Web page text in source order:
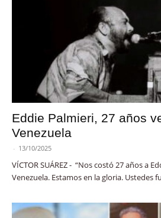
Eddie Palmieri, 27 años
Venezuela
- 13/10/2025
VÍCTOR SUÁREZ - “Nos costó 27 años a
Venezuela. Estamos en la gloria. Ustedes